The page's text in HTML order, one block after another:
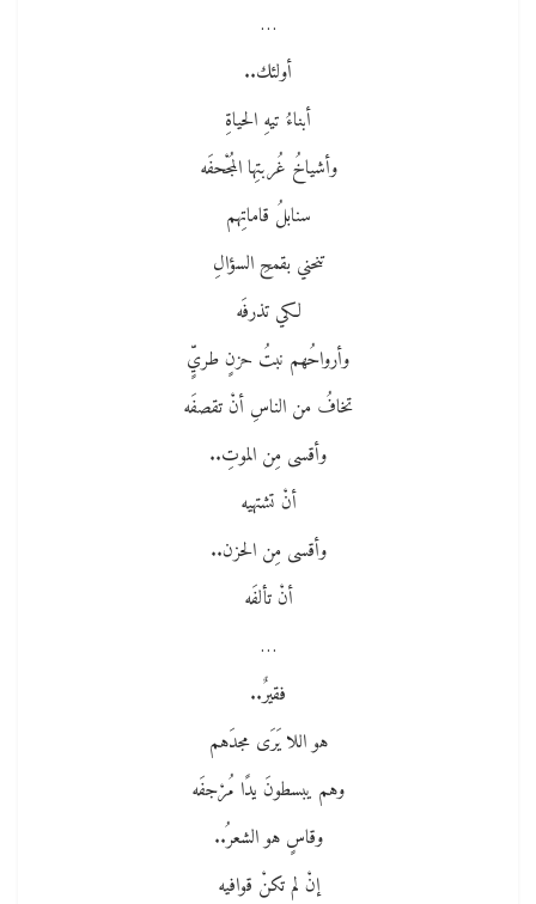
…
أولئك..
أبناءُ تيهِ الحياةِ
وأشياخُ غُربتِها المُجْحفَه
سنابلُ قاماتِهم
تنحني بقمحِ السؤالِ
لكي تذرفَه
وأرواحُهم نبتُ حزنٍ طريٍّ
تخافُ من الناسِ أنْ تقصفَه
وأقسى مِن الموتِ..
أنْ تشتهيه
وأقسى مِن الحزن..
أنْ تألفَه
…
فقيرٌ..
هو اللا يَرَى مجدَهم
وهم يبسطونَ يدًا مُرْجفَه
وقاسٍ هو الشعرُ..
إنْ لم تكنْ قوافيه